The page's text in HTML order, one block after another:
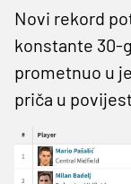
Novi rekord
konstante 30-
prometnuo u
priča u